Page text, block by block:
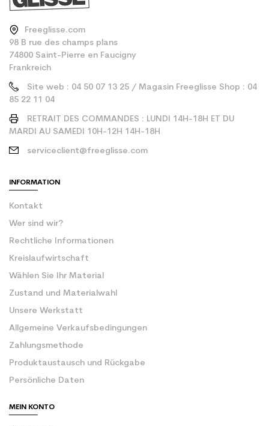
Freeglisse.com
98 B rue des champs plans
74800 Saint-Pierre en Faucigny
Frankreich
Site web : 04 50 07 13 25 / Magasin Freeglisse Shop : 04
85 22 11 04
RETRAIT DES COMMANDES : LUNDI 14H-18H ET DU
MARDI AU SAMEDI 10H-12H 14H-18H
serviceclient@freeglisse.com
INFORMATION
Kontakt
Wer sind wir?
Rechtliche Informationen
Kreislaufwirtschaft
Wählen Sie Ihr Material
Zustand und Materialwahl
Unsere Werkstatt
Allgemeine Verkaufsbedingungen
Zahlungsmethode
Produktaustausch und Rückgabe
Persönliche Daten
MEIN KONTO